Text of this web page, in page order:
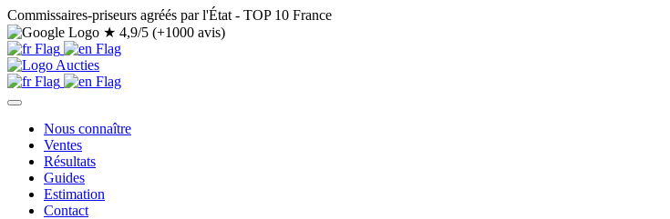
Commissaires-priseurs agréés par l'État - TOP 10 France
★ 4,9/5 (+1000 avis)
Nous connaître
Ventes
Résultats
Guides
Estimation
Contact